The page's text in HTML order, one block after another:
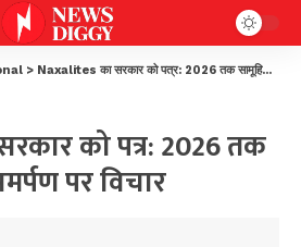
> Naxalites का सरकार को पत्र: 2026 तक सामूहिक आत्मसमर्पण पर विचार
को पत्र: 2026 तक
पर विचार